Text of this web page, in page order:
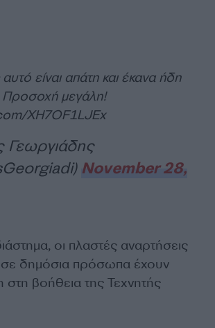
είναι απάτη και έκανα ήδη
Προσοχή μεγάλη!
XH7OF1LJEx
November 28,
οι πλαστές αναρτήσεις
δημόσια πρόσωπα έχουν
στη βοήθεια της Τεχνητής